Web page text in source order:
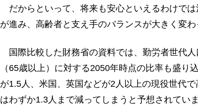
だからといって、将来も安心といえるわけで
が進み、高齢者と支え手のバランスが大きく変わ
国際比較した財務省の資料では、勤労者世代
（65歳以上）に対する2050年時点の比率も盛り
が1.5人、米国、英国などが2人以上の現役世代
はわずか1.3人まで減ってしまうと予想されていま